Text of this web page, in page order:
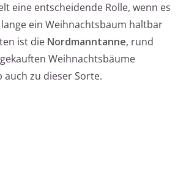
eine entscheidende Rolle, wenn es
ein Weihnachtsbaum haltbar
ist die Nordmanntanne, rund
Weihnachtsbäume
auch zu dieser Sorte.